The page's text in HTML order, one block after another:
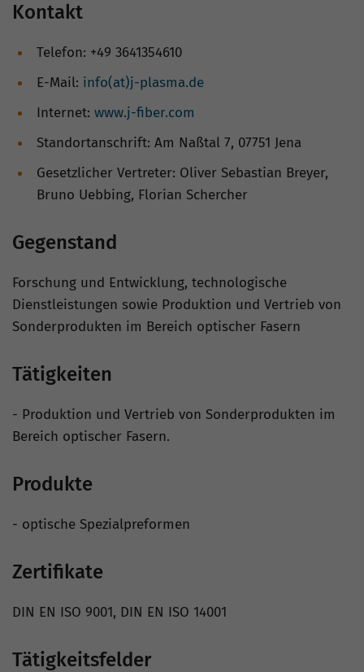
Kontakt
Telefon: +49 3641354610
E-Mail: info(at)j-plasma.de
Internet: www.j-fiber.com
Standortanschrift: Am Naßtal 7, 07751 Jena
Gesetzlicher Vertreter: Oliver Sebastian Breyer,
Bruno Uebbing, Florian Schercher
Gegenstand
Forschung und Entwicklung, technologische
Dienstleistungen sowie Produktion und Vertrieb von
Sonderprodukten im Bereich optischer Fasern
Tätigkeiten
- Produktion und Vertrieb von Sonderprodukten im
Bereich optischer Fasern.
Produkte
- optische Spezialpreformen
Zertifikate
DIN EN ISO 9001, DIN EN ISO 14001
Tätigkeitsfelder